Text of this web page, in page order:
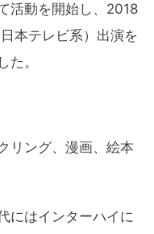
活動を開始し、2018
本テレビ系）出演を
た。
リング、漫画、絵本
にはインターハイに